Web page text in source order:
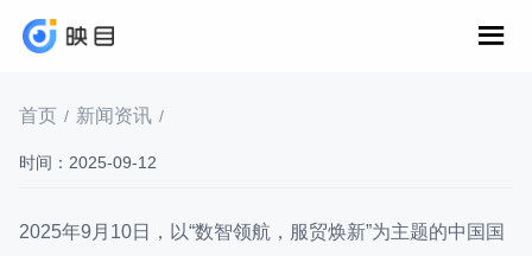
首页 / 新闻资讯 /
时间：2025-09-12
2025年9月10日，以“数智领航，服贸焕新”为主题的中国国